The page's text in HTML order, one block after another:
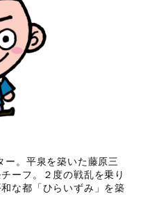
。平泉を築いた藤原三
ーフ。２度の戦乱を乗り
な都「ひらいずみ」を築